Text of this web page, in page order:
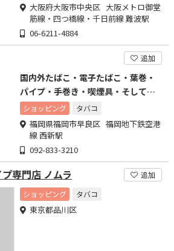
大阪府大阪市中央区 大阪メトロ御堂
筋線・四つ橋線・千日前線 難波駅
06-6211-4884
追加
国内外たばこ・電子たばこ・葉巻・
パイプ・手巻き・喫煙具・そして喫
煙スペースまで…
ショッピング タバコ
福岡県福岡市早良区 福岡地下鉄空港
線 西新駅
092-833-3210
専門店 ノムラ
追加
ショッピング
タバコ
東京都品川区